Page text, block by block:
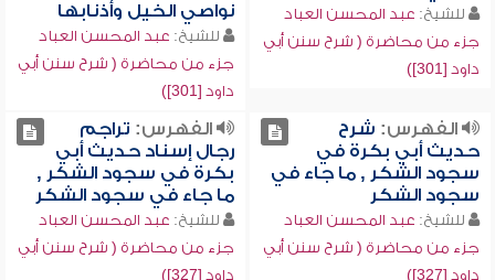
للشيخ: عبد المحسن العباد
جزء من محاضرة ( شرح سنن أبي
داود [301])
نواصي الخيل وأذنابها
للشيخ: عبد المحسن العباد
جزء من محاضرة ( شرح سنن أبي
داود [301])
الفهرس: شرح
حديث أبي بكرة في
سجود الشكر , ما جاء في
سجود الشكر
للشيخ: عبد المحسن العباد
جزء من محاضرة ( شرح سنن أبي
داود [327])
الفهرس: تراجم
رجال إسناد حديث أبي
بكرة في سجود الشكر ,
ما جاء في سجود الشكر
للشيخ: عبد المحسن العباد
جزء من محاضرة ( شرح سنن أبي
داود [327])